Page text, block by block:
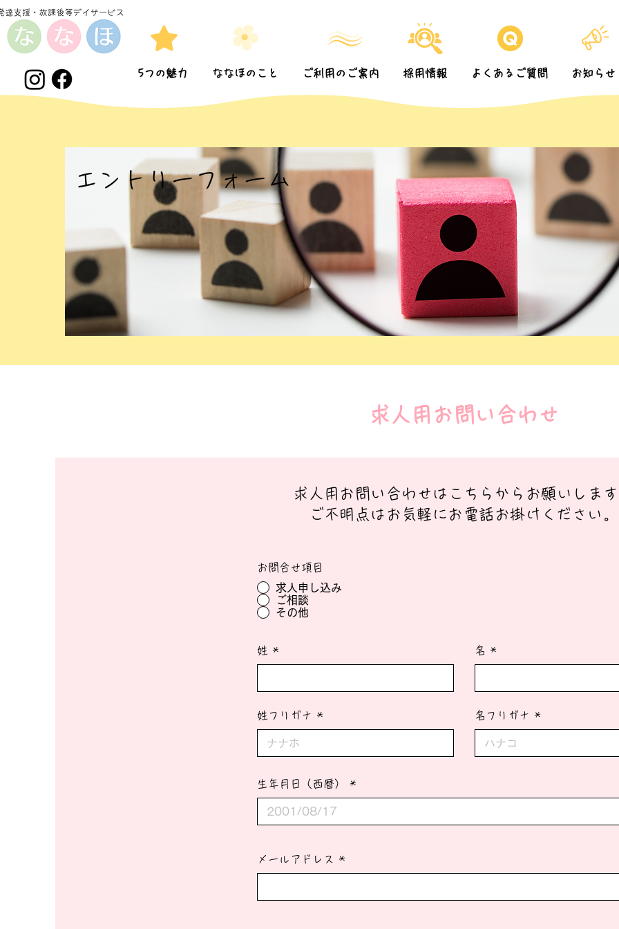
5つの魅力 ななほのこと ご利用のご案内 採用情報 よくあるご質問 お知らせ
​エントリーフォーム
求人用お問い合わせ
求人用お問い合わせはこちらからお願いしま
​ご不明点はお気軽にお電話お掛けください。
お問合せ項目
求人申し込み
ご相談
その他
姓 名
姓フリガナ 名フリガナ
生年月日（西暦）
メールアドレス